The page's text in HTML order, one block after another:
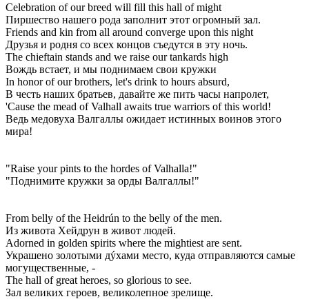
Celebration of our breed will fill this hall of might
Пиршество нашего рода заполнит этот огромный зал.
Friends and kin from all around converge upon this night
Друзья и родня со всех концов съедутся в эту ночь.
The chieftain stands and we raise our tankards high
Вождь встает, и мы поднимаем свои кружки
In honor of our brothers, let's drink to hours absurd,
В честь наших братьев, давайте же пить часы напролет,
'Cause the mead of Valhall awaits true warriors of this world!
Ведь медовуха Валгаллы ожидает истинных воинов этого
мира!
"Raise your pints to the hordes of Valhalla!"
"Поднимите кружки за орды Валгаллы!"
From belly of the Heidrún to the belly of the men.
Из живота Хейдрун в живот людей.
Adorned in golden spirits where the mightiest are sent.
Украшено золотыми дýхами место, куда отправляются самые
могущественные, -
The hall of great heroes, so glorious to see.
Зал великих героев, великолепное зрелище.